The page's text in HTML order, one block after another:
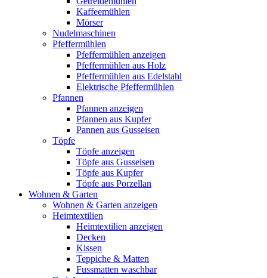
Kaffeemühlen
Mörser
Nudelmaschinen
Pfeffermühlen
Pfeffermühlen anzeigen
Pfeffermühlen aus Holz
Pfeffermühlen aus Edelstahl
Elektrische Pfeffermühlen
Pfannen
Pfannen anzeigen
Pfannen aus Kupfer
Pannen aus Gusseisen
Töpfe
Töpfe anzeigen
Töpfe aus Gusseisen
Töpfe aus Kupfer
Töpfe aus Porzellan
Wohnen & Garten
Wohnen & Garten anzeigen
Heimtextilien
Heimtextilien anzeigen
Decken
Kissen
Teppiche & Matten
Fussmatten waschbar